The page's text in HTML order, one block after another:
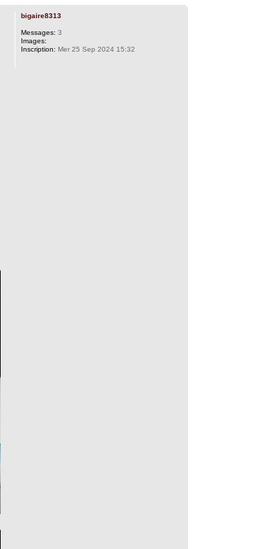
bigaire8313
Messages: 3
Images:
Inscription: Mer 25 Sep 2024 15:32